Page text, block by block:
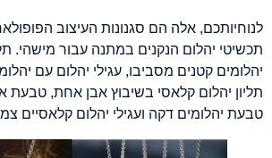
לנוחיותכם, אלה הם סגנונות העיצוב
תכשיטי יהלום הנקנים במתנה עבור מישהי.
יהלומים קטנים מסביבו, עגילי יהלום עם
תליון יהלום קלאסי בשיבוץ אבן אחת, טבעת
טבעת יהלומים דקה ועגילי יהלום קלאסיים